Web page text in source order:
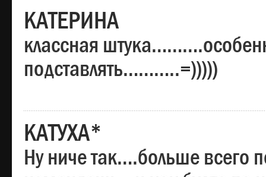
КАТЕРИНА
классная
подставлять………..=)))))
КАТУХА*
Ну ниче так….больше всего